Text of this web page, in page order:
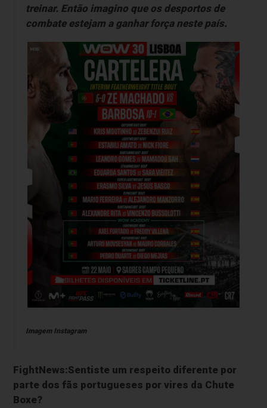
treinar. Então imagino que os desportos de
combate estejam a ganhar força neste país.
Imagem Instagram
FightNews:Sentiste um respeito diferente por
parte dos fãs portugueses por vires da Chute
Boxe?